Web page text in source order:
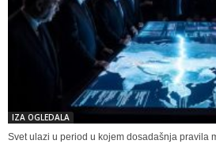
IZA OGLEDALA
Svet ulazi u period u kojem dosadašnja pravila